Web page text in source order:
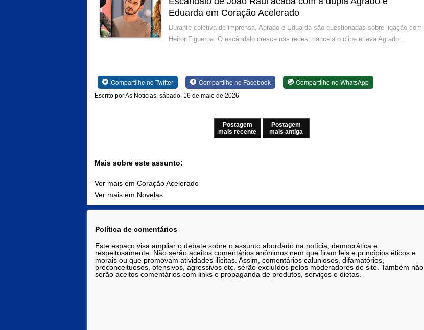
Eduarda em Coração Acelerado
Durante coletiva de imprensa, Agrado e Eduarda são questionadas sobre ligação com
Heitor Figueroa. O escândalo cresce nas redes, cancela o clipe e leva Agrado…
Compartilhe no Twitter Compartilhe no Facebook Compartilhe no WhatsApp
Escrito por As Noticias, sábado, 16 de maio de 2026
Postagem
mais recente
Postagem
mais antiga
Mais sobre este assunto:
Ver mais em Coração Acelerado
Ver mais em Novelas
Política de comentários
Este espaço visa ampliar o debate sobre o assunto abordado na notícia, democrática e
respeitosamente. Não serão aceitos comentários anônimos nem que firam leis e princípios éticos e
morais ou que promovam atividades ilícitas. Assim, comentários caluniosos, difamatórios,
preconceituosos, ofensivos, agressivos etc. serão excluídos pelos moderadores do site. Também não
serão aceitos comentários com links e propaganda de produtos, serviços e dietas.